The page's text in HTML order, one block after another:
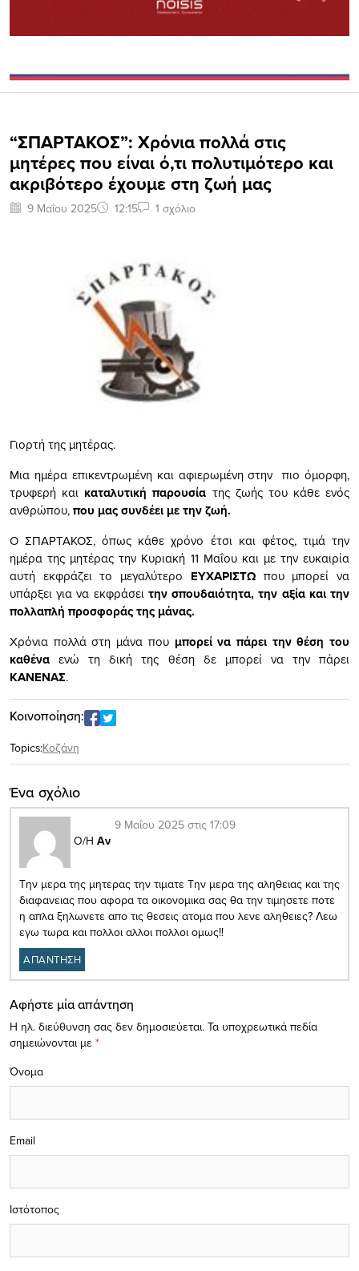
“ΣΠΑΡΤΑΚΟΣ”: Χρόνια πολλά στις
μητέρες που είναι ό,τι πολυτιμότερο και
ακριβότερο έχουμε στη ζωή μας
9 Μαΐου 2025 12:15 1 σχόλιο
Γιορτή της μητέρας.
Μια ημέρα επικεντρωμένη και αφιερωμένη στην πιο όμορφη,
τρυφερή και καταλυτική παρουσία της ζωής του κάθε ενός
ανθρώπου,που μας συνδέει με την ζωή.
Ο ΣΠΑΡΤΑΚΟΣ, όπως κάθε χρόνο έτσι και φέτος, τιμά την
ημέρα της μητέρας την Κυριακή 11 Μαΐου και με την ευκαιρία
αυτή εκφράζει το μεγαλύτερο ΕΥΧΑΡΙΣΤΩπου μπορεί να
υπάρξει για να εκφράσει την σπουδαιότητα, την αξία και την
πολλαπλή προσφοράς της μάνας.
Χρόνια πολλά στη μάνα που μπορεί να πάρει την θέση του
καθένα ενώ τη δική της θέση δε μπορεί να την πάρει
ΚΑΝΕΝΑΣ.
Κοινοποίηση:
Topics:Κοζάνη
Ένα σχόλιο
Ο/Η Αν
9 Μαΐου 2025 στις 17:09
Την μερα της μητερας την τιματε Την μερα της αληθειας και της
διαφανειας που αφορα τα οικονομικα σας θα την τιμησετε ποτε
η απλα ξηλωνετε απο τις θεσεις ατομα που λενε αληθειες? Λεω
εγω τωρα και πολλοι αλλοι πολλοι ομως!!
ΑΠΑΝΤΗΣΗ
Αφήστε μία απάντηση
Η ηλ. διεύθυνση σας δεν δημοσιεύεται. Τα υποχρεωτικά πεδία
σημειώνονται με *
Όνομα
Email
Ιστότοπος